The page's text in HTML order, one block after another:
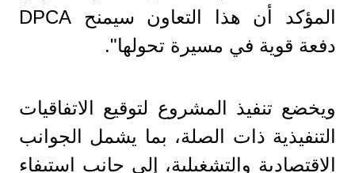
المؤكد أن هذا التعاون سيمنح DPCA
دفعة قوية في مسيرة تحولها".
ويخضع تنفيذ المشروع لتوقيع الاتفاقيات
التنفيذية ذات الصلة، بما يشمل الجوانب
الاقتصادية والتشغيلية، إلى جانب استيفاء